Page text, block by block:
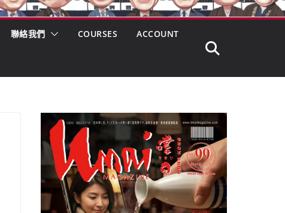
聯絡我們 COURSES ACCOUNT